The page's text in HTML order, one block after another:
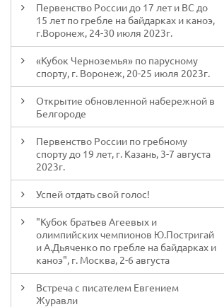
Первенство России до 17 лет и ВС до
15 лет по гребле на байдарках и каноэ,
г.Воронеж, 24-30 июля 2023г.
«Кубок Черноземья» по парусному
спорту, г. Воронеж, 20-25 июля 2023г.
Открытие обновленной набережной в
Белгороде
Первенство России по гребному
спорту до 19 лет, г. Казань, 3-7 августа
2023г.
Успей отдать свой голос!
"Кубок братьев Агеевых и
олимпийских чемпионов Ю.Постригай
и А.Дьяченко по гребле на байдарках и
каноэ", г. Москва, 2-6 августа
Встреча с писателем Евгением
Журавли